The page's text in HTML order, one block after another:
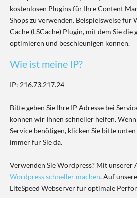
kostenlosen Plugins für Ihre Content
Shops zu verwenden. Beispielsweise für
Cache (LSCache) Plugin, mit dem Sie die
optimieren und beschleunigen können.
Wie ist meine IP?
IP: 216.73.217.24
Bitte geben Sie Ihre IP Adresse bei
können wir Ihnen schneller helfen.
Service benötigen, klicken Sie bitte
immer für Sie da.
Verwenden Sie Wordpress? Mit unserer
Wordpress schneller machen. Auf
LiteSpeed Webserver für optimale